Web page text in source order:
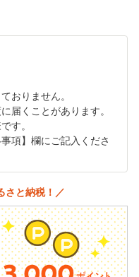
おりません。
届くことがあります。
す。
項】欄にご記入くださ
さと納税！／